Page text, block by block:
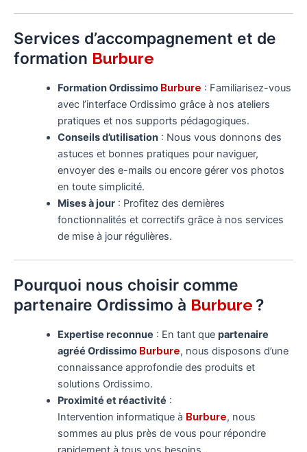
Services d’accompagnement et de
formation Burbure
Formation Ordissimo Burbure : Familiarisez-vous
avec l’interface Ordissimo grâce à nos ateliers
pratiques et nos supports pédagogiques.
Conseils d’utilisation: Nous vous donnons des
astuces et bonnes pratiques pour naviguer,
envoyer des e-mails ou encore gérer vos photos
en toute simplicité.
Mises à jour: Profitez des dernières
fonctionnalités et correctifs grâce à nos services
de mise à jour régulières.
Pourquoi nous choisir comme
partenaire Ordissimo à Burbure ?
Expertise reconnue : En tant que partenaire
agréé Ordissimo Burbure, nous disposons d’une
connaissance approfondie des produits et
solutions Ordissimo.
Proximité et réactivité :
Intervention informatique à Burbure, nous
sommes au plus près de vous pour répondre